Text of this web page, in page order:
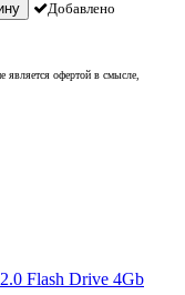
Добавлено
является офертой в смысле,
Flash Drive 4Gb